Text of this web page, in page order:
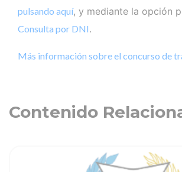
pulsando aquí, y mediante la opción
Consulta por DNI.
Más información sobre el concurso de
Contenido